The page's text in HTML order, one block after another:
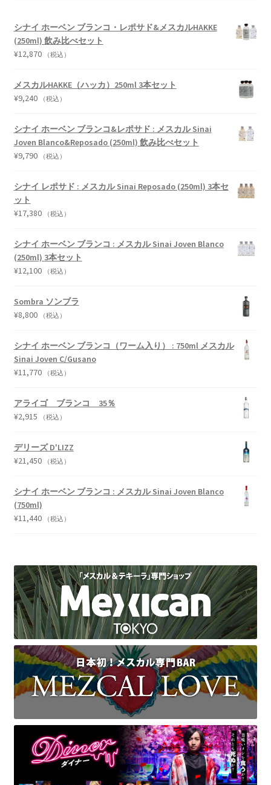
シナイ ホーベン ブランコ・レポサド&メスカルHAKKE
(250ml) 飲み比べセット
¥12,870 （税込）
メスカルHAKKE（ハッカ）250ml 3本セット
¥9,240 （税込）
シナイ ホーベン ブランコ&レポサド : メスカル Sinai
Joven Blanco&Reposado (250ml) 飲み比べセット
¥9,790 （税込）
シナイ レポサド : メスカル Sinai Reposado (250ml) 3本セ
ット
¥17,380 （税込）
シナイ ホーベン ブランコ : メスカル Sinai Joven Blanco
(250ml) 3本セット
¥12,100 （税込）
Sombra ソンブラ
¥8,800 （税込）
シナイ ホーベン ブランコ（ワーム入り） : 750ml メスカル
Sinai Joven C/Gusano
¥11,770 （税込）
アライゴ ブランコ 35％
¥2,915 （税込）
デリーズ D'LIZZ
¥21,450 （税込）
シナイ ホーベン ブランコ : メスカル Sinai Joven Blanco
(750ml)
¥11,440 （税込）